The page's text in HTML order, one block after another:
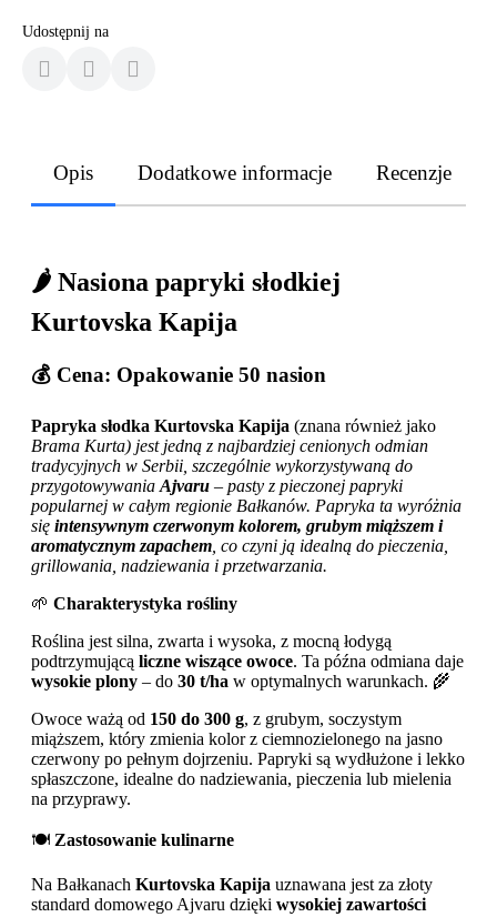
Udostępnij na
Opis Dodatkowe informacje Recenzje
🌶️ Nasiona papryki słodkiej
Kurtovska Kapija
💰 Cena: Opakowanie 50 nasion
Papryka słodka Kurtovska Kapija (znana również jako
Brama Kurta) jest jedną z najbardziej cenionych odmian
tradycyjnych w Serbii, szczególnie wykorzystywaną do
przygotowywania Ajvaru – pasty z pieczonej papryki
popularnej w całym regionie Bałkanów. Papryka ta wyróżnia
się intensywnym czerwonym kolorem, grubym miąższem i
aromatycznym zapachem , co czyni ją idealną do pieczenia,
grillowania, nadziewania i przetwarzania.
🌱 Charakterystyka rośliny
Roślina jest silna, zwarta i wysoka, z mocną łodygą
podtrzymującą liczne wiszące owoce. Ta późna odmiana daje
wysokie plony – do 30 t/ha w optymalnych warunkach. 🌾
Owoce ważą od 150 do 300 g, z grubym, soczystym
miąższem, który zmienia kolor z ciemnozielonego na jasno
czerwony po pełnym dojrzeniu. Papryki są wydłużone i lekko
spłaszczone, idealne do nadziewania, pieczenia lub mielenia
na przyprawy.
🍽️ Zastosowanie kulinarne
Na Bałkanach Kurtovska Kapija uznawana jest za złoty
standard domowego Ajvaru dzięki wysokiej zawartości